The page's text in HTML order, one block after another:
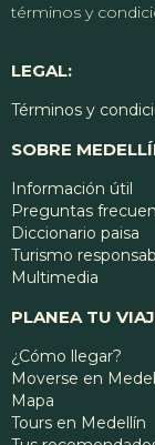
términos y
LEGAL:
Términos y
SOBRE
Información útil
Preguntas
Diccionario paisa
Turismo
Multimedia
PLANEA TU
¿Cómo llegar?
Moverse en
Mapa
Tours en Medellín